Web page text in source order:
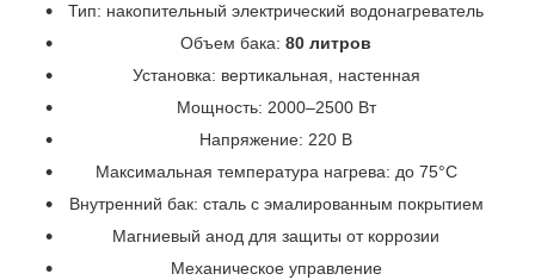
Тип: накопительный электрический водонагреватель
Объем бака: 80 литров
Установка: вертикальная, настенная
Мощность: 2000–2500 Вт
Напряжение: 220 В
Максимальная температура нагрева: до 75°C
Внутренний бак: сталь с эмалированным покрытием
Магниевый анод для защиты от коррозии
Механическое управление